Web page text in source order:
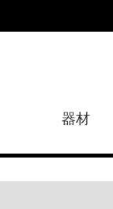
器材